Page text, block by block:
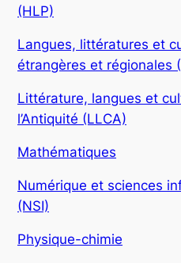
(HLP)
Langues, littératures et
étrangères et régionales
Littérature, langues et
l’Antiquité (LLCA)
Mathématiques
Numérique et sciences
(NSI)
Physique-chimie